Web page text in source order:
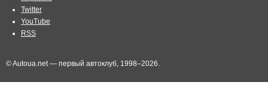
Twitter
YouTube
RSS
© Autoua.net — первый автоклуб, 1998–2026.